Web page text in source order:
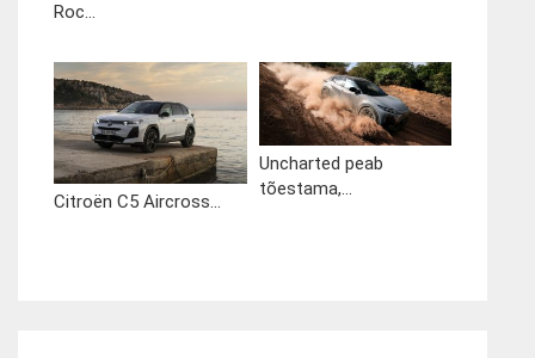
Roc...
Citroën C5 Aircross...
Uncharted peab
tõestama,...